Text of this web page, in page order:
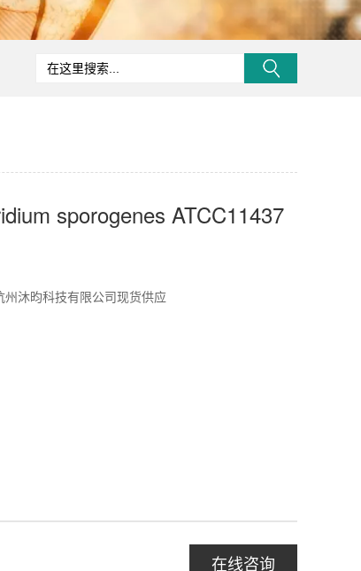
sporogenes ATCC11437
州沐昀科技有限公司现货供应
在线咨询